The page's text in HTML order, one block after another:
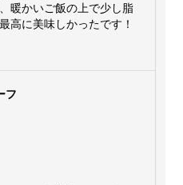
暖かいご飯の上で少し脂
高に美味しかったです！
フ